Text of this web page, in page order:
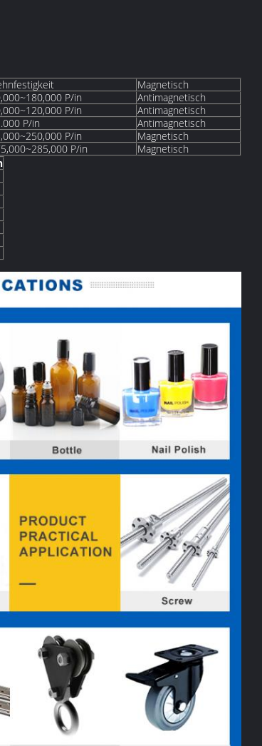
Magnetisch
P/in
Antimagnetisch
P/in
Antimagnetisch
P/in
Antimagnetisch
P/in
Magnetisch
P/in
Magnetisch